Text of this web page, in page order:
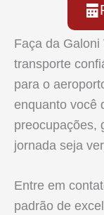
Faça da Galoni
transporte
para o
enquanto você
preocupações,
jornada seja
Entre em
padrão de